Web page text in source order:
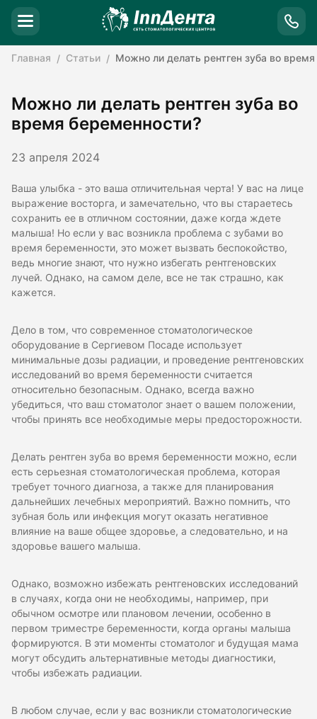
Главная Статьи Можно ли делать рентген зуба во
Можно ли делать рентген зуба во
время беременности?
23 апреля 2024
Ваша улыбка - это ваша отличительная черта! У вас на лице
выражение восторга, и замечательно, что вы стараетесь
сохранить ее в отличном состоянии, даже когда ждете
малыша! Но если у вас возникла проблема с зубами во
время беременности, это может вызвать беспокойство,
ведь многие знают, что нужно избегать рентгеновских
лучей. Однако, на самом деле, все не так страшно, как
кажется.
Дело в том, что современное стоматологическое
оборудование в Сергиевом Посаде использует
минимальные дозы радиации, и проведение рентгеновских
исследований во время беременности считается
относительно безопасным. Однако, всегда важно
убедиться, что ваш стоматолог знает о вашем положении,
чтобы принять все необходимые меры предосторожности.
Делать рентген зуба во время беременности можно, если
есть серьезная стоматологическая проблема, которая
требует точного диагноза, а также для планирования
дальнейших лечебных мероприятий. Важно помнить, что
зубная боль или инфекция могут оказать негативное
влияние на ваше общее здоровье, а следовательно, и на
здоровье вашего малыша.
Однако, возможно избежать рентгеновских исследований
в случаях, когда они не необходимы, например, при
обычном осмотре или плановом лечении, особенно в
первом триместре беременности, когда органы малыша
формируются. В эти моменты стоматолог и будущая мама
могут обсудить альтернативные методы диагностики,
чтобы избежать радиации.
В любом случае, если у вас возникли стоматологические